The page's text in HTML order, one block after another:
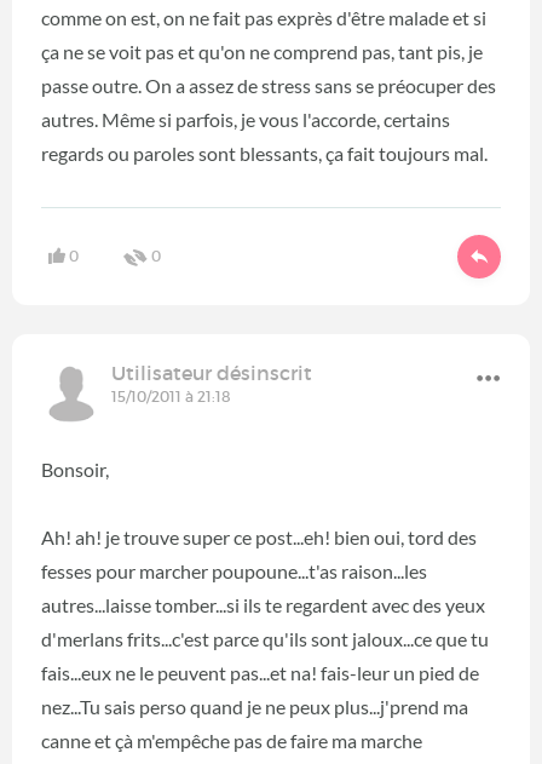
comme on est, on ne fait pas exprès d'être malade et si
ça ne se voit pas et qu'on ne comprend pas, tant pis, je
passe outre. On a assez de stress sans se préocuper des
autres. Même si parfois, je vous l'accorde, certains
regards ou paroles sont blessants, ça fait toujours mal.
0 0
Utilisateur désinscrit
15/10/2011 à 21:18
Bonsoir,
Ah! ah! je trouve super ce post...eh! bien oui, tord des
fesses pour marcher poupoune...t'as raison...les
autres...laisse tomber...si ils te regardent avec des yeux
d'merlans frits...c'est parce qu'ils sont jaloux...ce que tu
fais...eux ne le peuvent pas...et na! fais-leur un pied de
nez...Tu sais perso quand je ne peux plus...j'prend ma
canne et çà m'empêche pas de faire ma marche